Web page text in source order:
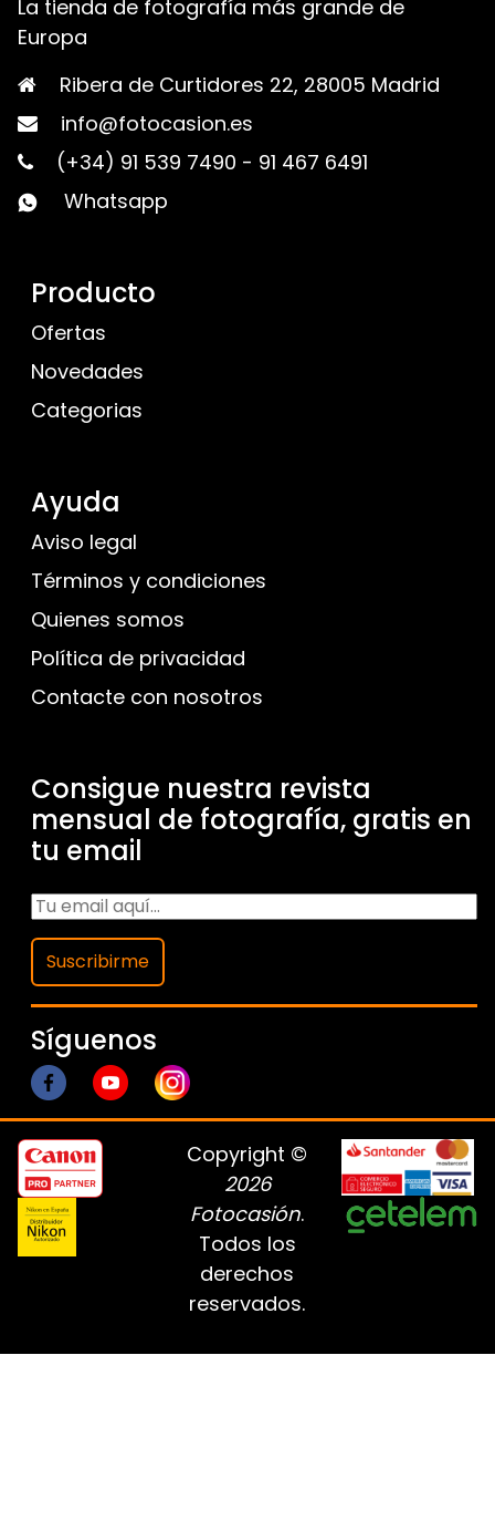
La tienda de fotografía más grande de
Europa
Ribera de Curtidores 22, 28005 Madrid
info@fotocasion.es
(+34) 91 539 7490 - 91 467 6491
Whatsapp
Producto
Ofertas
Novedades
Categorias
Ayuda
Aviso legal
Términos y condiciones
Quienes somos
Política de privacidad
Contacte con nosotros
Consigue nuestra revista
mensual de fotografía, gratis en
tu email
Suscribirme
Síguenos
Copyright ©
2026
Fotocasión.
Todos los
derechos
reservados.